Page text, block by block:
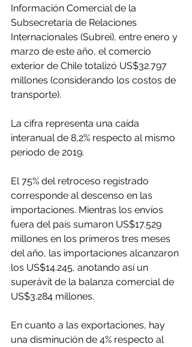
Información Comercial de la
Subsecretaría de Relaciones
Internacionales (Subrei), entre enero y
marzo de este año, el comercio
exterior de Chile totalizó US$32.797
millones (considerando los costos de
transporte).
La cifra representa una caída
interanual de 8,2% respecto al mismo
periodo de 2019.
El 75% del retroceso registrado
corresponde al descenso en las
importaciones. Mientras los envíos
fuera del país sumaron US$17.529
millones en los primeros tres meses
del año, las importaciones alcanzaron
los US$14.245, anotando así un
superávit de la balanza comercial de
US$3.284 millones.
En cuanto a las exportaciones, hay
una disminución de 4% respecto al